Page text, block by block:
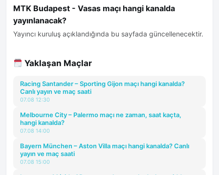
MTK Budapest - Vasas maçı hangi kanalda
yayınlanacak?
Yayıncı kuruluş açıklandığında bu sayfada güncellenecektir.
Yaklaşan Maçlar
Racing Santander – Sporting Gijon maçı hangi kanalda?
Canlı yayın ve maç saati
07.08 12:30
Melbourne City – Palermo maçı ne zaman, saat kaçta,
hangi kanalda?
07.08 14:00
Bayern München – Aston Villa maçı hangi kanalda? Canlı
yayın ve maç saati
07.08 15:00